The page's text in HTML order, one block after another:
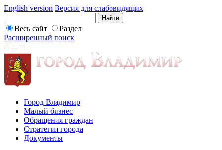
English version Версия для слабовидящих
Весь сайт
Раздел
Расширенный поиск
Город Владимир
Малый бизнес
Обращения граждан
Стратегия города
Документы